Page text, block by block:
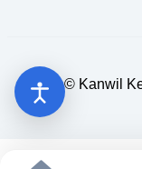
2023 © Kanwil